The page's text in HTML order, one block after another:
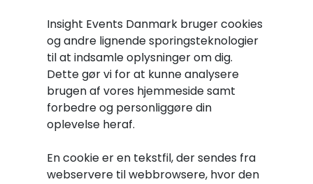
Insight Events Danmark bruger cookies
og andre lignende sporingsteknologier
til at indsamle oplysninger om dig.
Dette gør vi for at kunne analysere
brugen af vores hjemmeside samt
forbedre og personliggøre din
oplevelse heraf.
En cookie er en tekstfil, der sendes fra
webservere til webbrowsere, hvor den